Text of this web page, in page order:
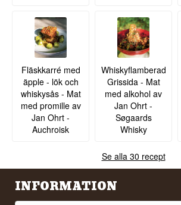
Fläskkarré med
äpple - lök och
whiskysås - Mat
med promille av
Jan Ohrt -
Auchroisk
Whiskyflamberad
Grissida - Mat
med alkohol av
Jan Ohrt -
Søgaards
Whisky
Se alla 30 recept
INFORMATION